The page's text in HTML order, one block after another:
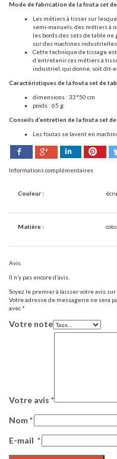
Mode de fabrication de la fouta set
Les métiers à tisser sur
semi-manuels, des métiers à
les bords des sets de table
sur des machines
Cette technique de tissage
d’entretenir ces métiers à
industriel, qui donne, soit dit-
Caractéristiques de la fouta set de
dimensions : 33*50 cm
poids : 65 g
Conseils d’entretien de la fouta set
Les foutas se lavent en
Facebook Google+ LinkedIn
Informations complémentaires
Couleur :
Matière :
Avis
Il n’y pas encore d’avis.
Soyez le premier à laisser votre avis
Votre adresse de messagerie ne sera
avec *
Votre note
Votre avis *
Nom*
E-mail *